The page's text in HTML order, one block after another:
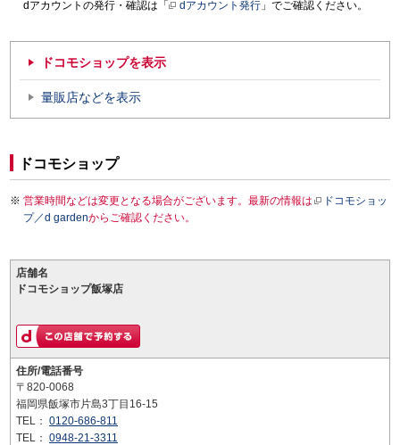
dアカウントの発行・確認は「
dアカウント発行 」でご確認ください。
ドコモショップを表示
量販店などを表示
ドコモショップ
営業時間などは変更となる場合がございます。最新の情報は
ドコモショッ
プ／d gardenからご確認ください。
店舗名
ドコモショップ飯塚店
住所/電話番号
〒820-0068
福岡県飯塚市片島3丁目16-15
TEL： 0120-686-811
TEL： 0948-21-3311